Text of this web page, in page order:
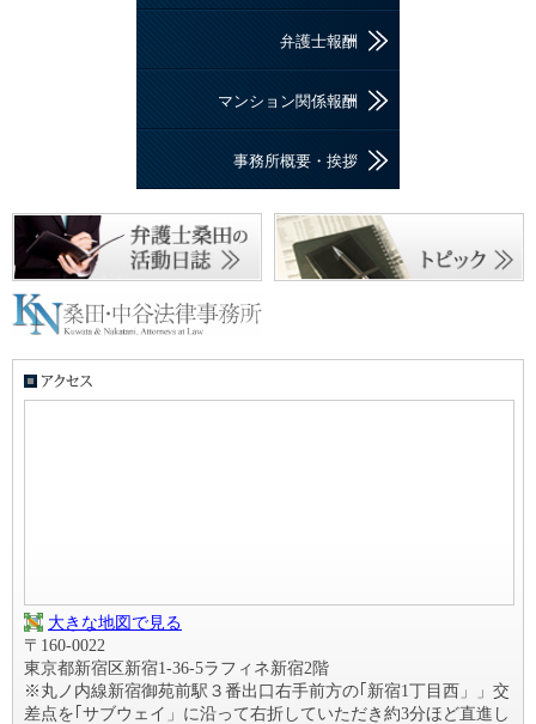
弁護士報酬
マンション関係報酬
事務所概要・挨拶
大きな地図で見る
〒160-0022
東京都新宿区新宿1-36-5ラフィネ新宿2階
※丸ノ内線新宿御苑前駅３番出口右手前方の｢新宿1丁目西」」交
差点を｢サブウェイ」に沿って右折していただき約3分ほど直進し